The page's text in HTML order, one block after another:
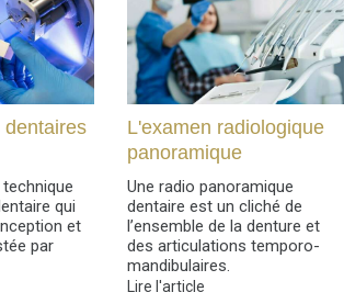
dentaires
technique
qui
et
par
L'examen radiologique
panoramique
Une radio panoramique
dentaire est un cliché de
l’ensemble de la denture et
des articulations temporo-
mandibulaires.
Lire l'article